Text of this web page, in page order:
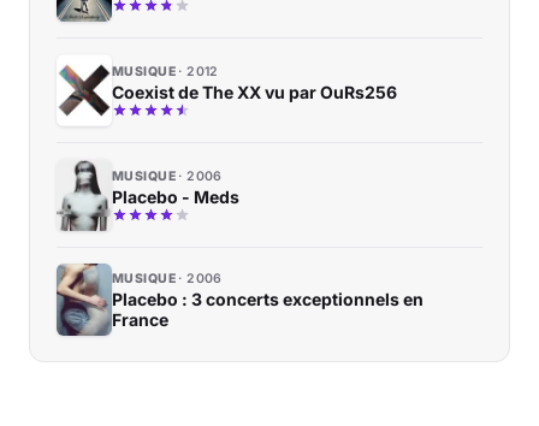
MUSIQUE 2012
Coexist de The XX vu par OuRs256
MUSIQUE 2006
Placebo - Meds
MUSIQUE 2006
Placebo : 3 concerts exceptionnels en
France